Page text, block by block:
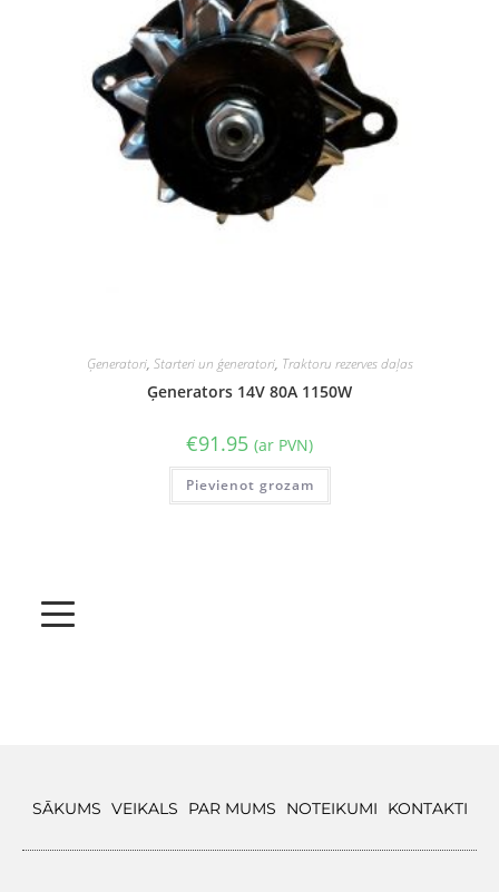
Ģeneratori, Starteri un ģeneratori, Traktoru rezerves daļas
Ģenerators 14V 80A 1150W
€91.95 (ar PVN)
Pievienot grozam
SĀKUMS VEIKALS PAR MUMS NOTEIKUMI KONTAKTI